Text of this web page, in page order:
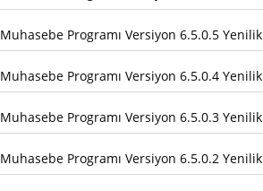
Muhasebe Programı Versiyon 6.5.0.5
Muhasebe Programı Versiyon 6.5.0.4
Muhasebe Programı Versiyon 6.5.0.3
Muhasebe Programı Versiyon 6.5.0.2